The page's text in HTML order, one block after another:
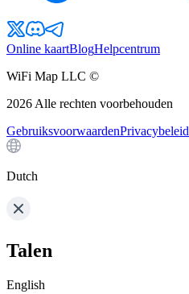
Online kaartBlogHelpcentrum
WiFi Map LLC ©
2026 Alle rechten voorbehouden
GebruiksvoorwaardenPrivacybeleid
Dutch
Talen
English